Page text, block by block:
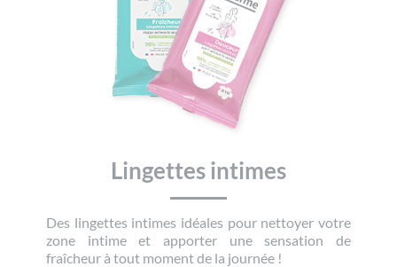
Lingettes intimes
Des lingettes intimes idéales pour nettoyer votre
zone intime et apporter une sensation de
fraîcheur à tout moment de la journée !